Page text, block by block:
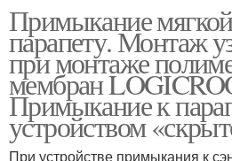
Примыкание
парапету. Монтаж
при монтаже
мембран
Примыкание к
устройством
При устройстве примыкания к